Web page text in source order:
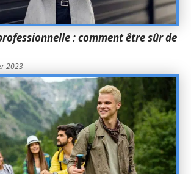
: comment être sûr de
2023